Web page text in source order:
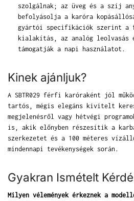
szolgálnak; az üveg és a szíj
befolyásolja a karóra
gyártói specifikációk szerint a
kialakítás, az analóg leolvasás
támogatják a napi használatot.
Kinek ajánljuk?
A SBTR029 férfi karóraként jól
tartós, mégis elegáns kivitelt
megjelenésről vagy hétvégi
is, akik előnyben részesítik a
szerkezetet és a 100 méteres
mindennapi tevékenységek során.
Gyakran Ismételt
Milyen vélemények érkeznek a